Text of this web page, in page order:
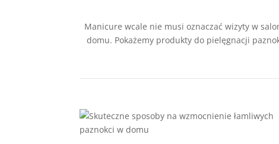
Manicure wcale nie musi oznaczać wizyty w
domu. Pokażemy produkty do pielęgnacji